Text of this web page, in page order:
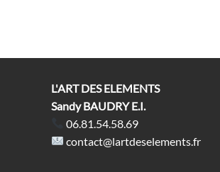
L'ART DES ELEMENTS
Sandy BAUDRY E.I.
06.81.54.58.69
contact@lartdeselements.fr